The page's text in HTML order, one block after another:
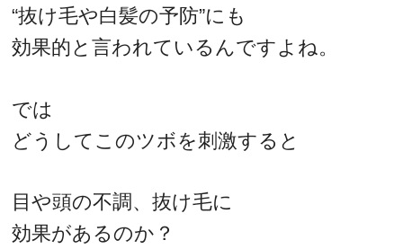
“抜け毛や白髪の予防”にも
効果的と言われているんですよね。
では
どうしてこのツボを刺激すると
目や頭の不調、抜け毛に
効果があるのか？